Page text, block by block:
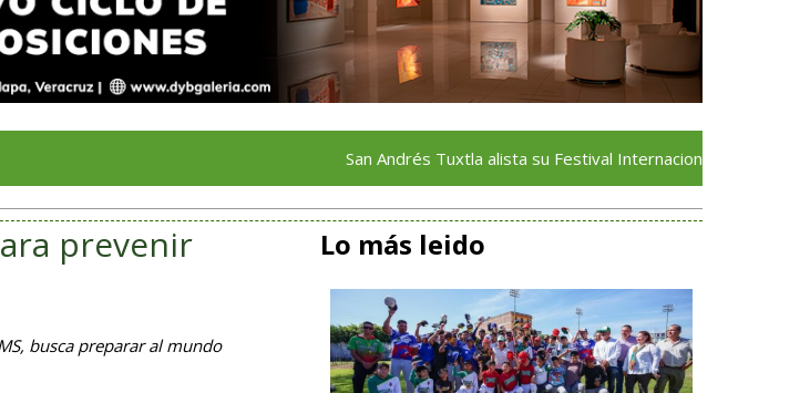
San Andrés Tuxtla alista su Festival Internacional de Globos de Papel
prevenir
busca preparar al mundo
Lo más leido